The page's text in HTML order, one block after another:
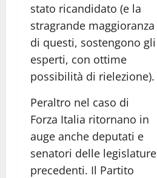
stato ricandidato (e la
stragrande maggioranza
di questi, sostengono gli
esperti, con ottime
possibilità di rielezione).
Peraltro nel caso di
Forza Italia ritornano in
auge anche deputati e
senatori delle legislature
precedenti. Il Partito